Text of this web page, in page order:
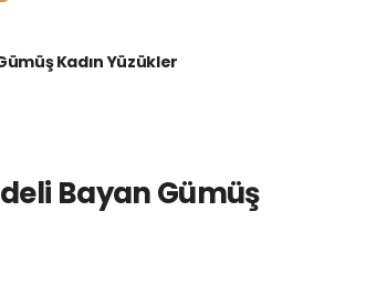
Kadın Yüzükler
Bayan Gümüş